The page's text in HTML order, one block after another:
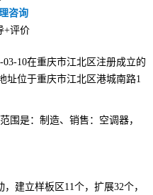
咨询
+评价
10在重庆市江北区注册成立的
址位于重庆市江北区港城南路1
围是：制造、销售：空调器，
建立样板区11个，扩展32个，